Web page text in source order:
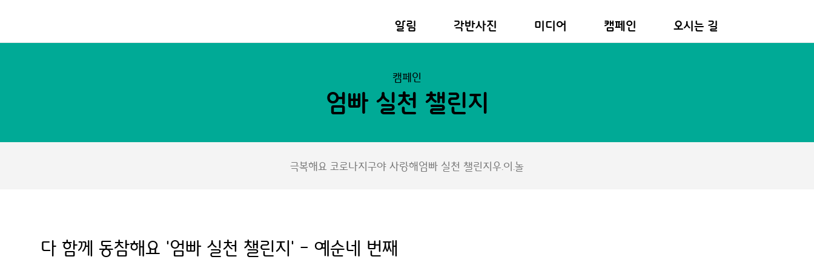
알림 각반사진 미디어 캠페인 오시는 길
캠페인
엄빠 실천 챌린지
극복해요 코로나지구야 사랑해엄빠 실천 챌린지우.이.놀
다 함께 동참해요 '엄빠 실천 챌린지' - 예순네 번째